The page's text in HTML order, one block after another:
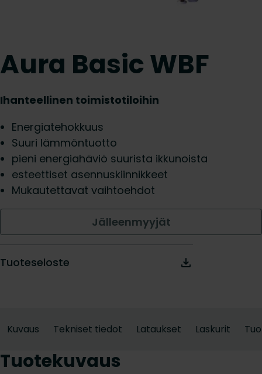
Aura Basic WBF
Ihanteellinen toimistotiloihin
Energiatehokkuus
Suuri lämmöntuotto
pieni energiahäviö suurista ikkunoista
esteettiset asennuskiinnikkeet
Mukautettavat vaihtoehdot
Jälleenmyyjät
Tuoteseloste
Kuvaus Tekniset tiedot Lataukset Laskurit
Tuotekuvaus